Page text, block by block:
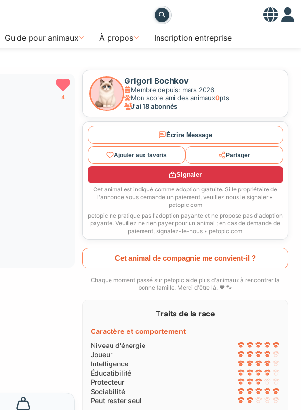
Guide pour animaux À propos Inscription entreprise
4
Grigori Bochkov
Membre depuis: mars 2026
Mon score ami des animaux0pts
J'ai 18 abonnés
Écrire Message
Ajouter aux favoris Partager
Signaler
Cet animal est indiqué comme adoption gratuite. Si le propriétaire de
l'annonce vous demande un paiement, veuillez nous le signaler •
petopic.com
petopic ne pratique pas l'adoption payante et ne propose pas d'adoption
payante. Veuillez ne rien payer pour un animal ; en cas de demande de
paiement, signalez-le-nous • petopic.com
Cet animal de compagnie me convient-il ?
Chaque moment passé sur petopic aide plus d'animaux à rencontrer la
bonne famille. Merci d'être là. ❤️ 🐾
Traits de la race
Caractère et comportement
Niveau d'énergie
Joueur
Intelligence
Éducatibilité
Protecteur
Sociabilité
Peut rester seul